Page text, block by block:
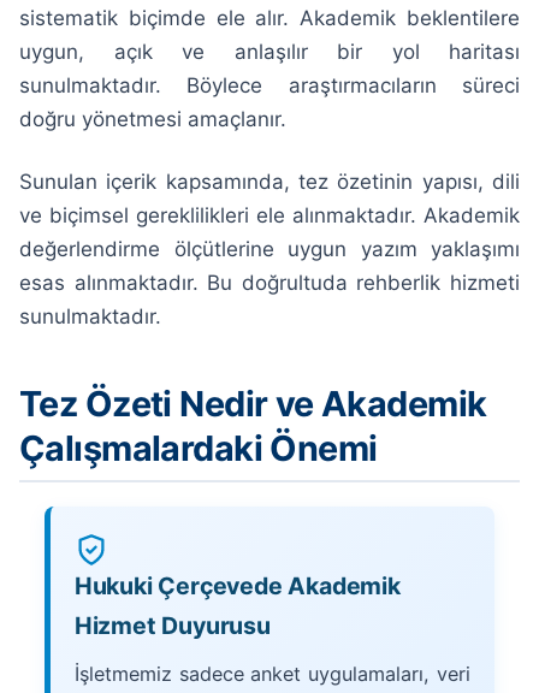
sistematik biçimde ele alır. Akademik beklentilere
uygun, açık ve anlaşılır bir yol haritası
sunulmaktadır. Böylece araştırmacıların süreci
doğru yönetmesi amaçlanır.
Sunulan içerik kapsamında, tez özetinin yapısı, dili
ve biçimsel gereklilikleri ele alınmaktadır. Akademik
değerlendirme ölçütlerine uygun yazım yaklaşımı
esas alınmaktadır. Bu doğrultuda rehberlik hizmeti
sunulmaktadır.
Tez Özeti Nedir ve Akademik
Çalışmalardaki Önemi
Hukuki Çerçevede Akademik
Hizmet Duyurusu
İşletmemiz sadece anket uygulamaları, veri